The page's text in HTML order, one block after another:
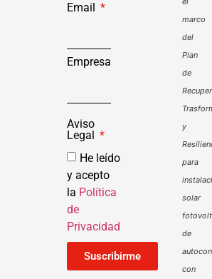
Email
Empresa
Aviso
Legal
He leído
y acepto
la Política
de
Privacidad
Suscribirme
marco
del
Plan
de
y
para
solar
de
con